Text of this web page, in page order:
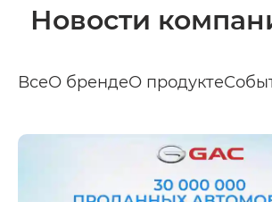
Новости
ВсеО брендеО продукте